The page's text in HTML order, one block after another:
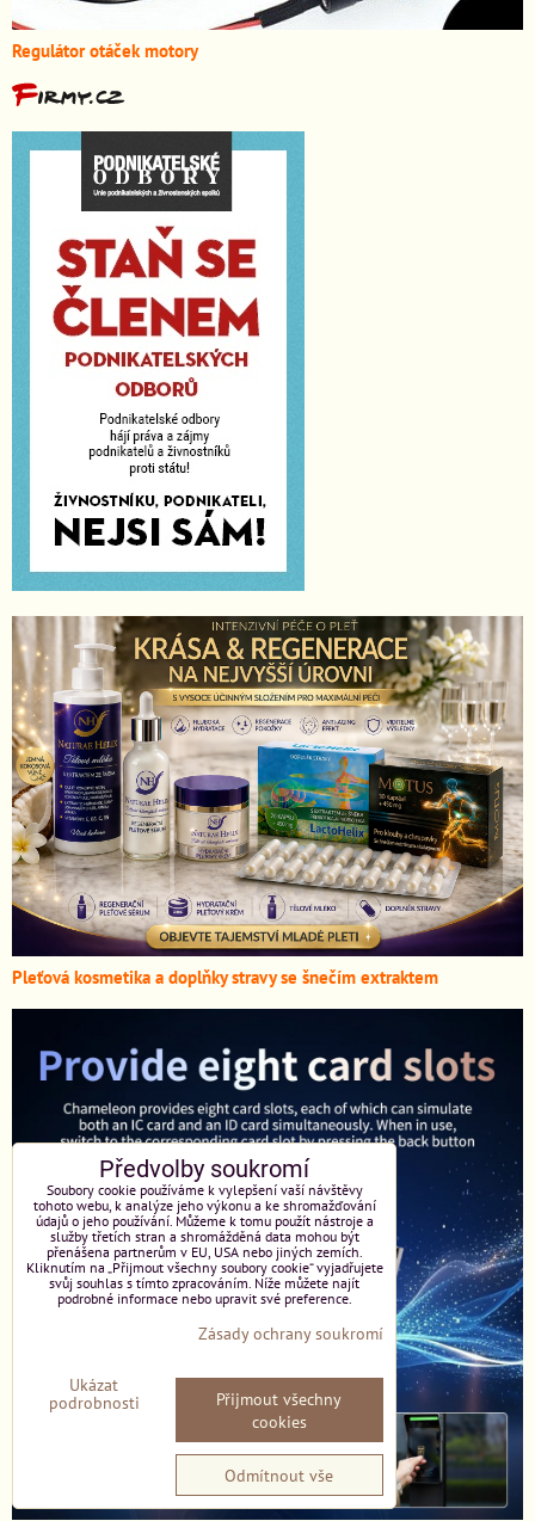
Regulátor otáček motory
Pleťová kosmetika a doplňky stravy se šnečím extraktem
Předvolby soukromí
Soubory cookie používáme k vylepšení vaší návštěvy
tohoto webu, k analýze jeho výkonu a ke shromažďování
údajů o jeho používání. Můžeme k tomu použít nástroje a
služby třetích stran a shromážděná data mohou být
přenášena partnerům v EU, USA nebo jiných zemích.
Kliknutím na „Přijmout všechny soubory cookie“ vyjadřujete
svůj souhlas s tímto zpracováním. Níže můžete najít
podrobné informace nebo upravit své preference.
Zásady ochrany soukromí
Ukázat
podrobnosti
Přijmout všechny
cookies
Odmítnout vše